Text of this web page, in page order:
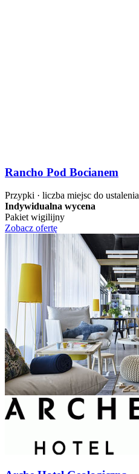
Rancho Pod Bocianem
Przypki · liczba miejsc do ustalenia
Indywidualna wycena
Pakiet wigilijny
Zobacz ofertę